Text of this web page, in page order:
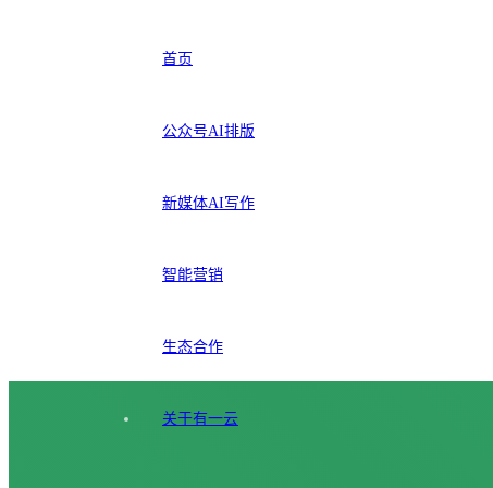
首页
公众号AI排版
新媒体AI写作
智能营销
生态合作
关于有一云